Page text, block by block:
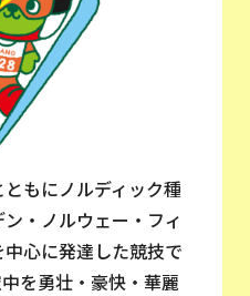
もにノルディック種
・ノルウェー・フィ
心に発達した競技で
を勇壮・豪快・華麗